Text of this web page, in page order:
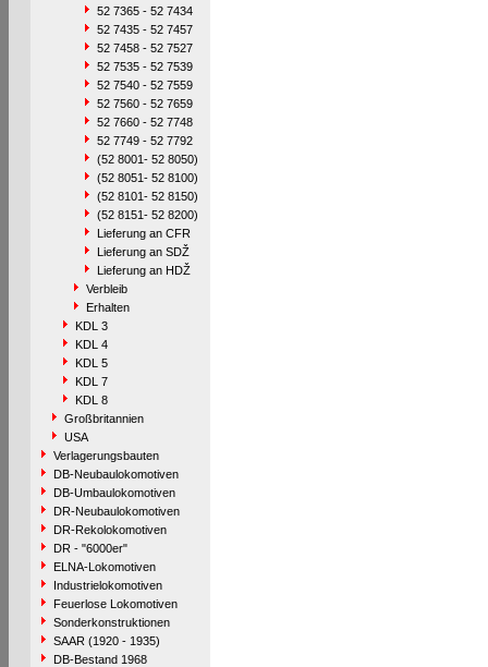
52 7365 - 52 7434
52 7435 - 52 7457
52 7458 - 52 7527
52 7535 - 52 7539
52 7540 - 52 7559
52 7560 - 52 7659
52 7660 - 52 7748
52 7749 - 52 7792
(52 8001- 52 8050)
(52 8051- 52 8100)
(52 8101- 52 8150)
(52 8151- 52 8200)
Lieferung an CFR
Lieferung an SDŽ
Lieferung an HDŽ
Verbleib
Erhalten
KDL 3
KDL 4
KDL 5
KDL 7
KDL 8
Großbritannien
USA
Verlagerungsbauten
DB-Neubaulokomotiven
DB-Umbaulokomotiven
DR-Neubaulokomotiven
DR-Rekolokomotiven
DR - "6000er"
ELNA-Lokomotiven
Industrielokomotiven
Feuerlose Lokomotiven
Sonderkonstruktionen
SAAR (1920 - 1935)
DB-Bestand 1968